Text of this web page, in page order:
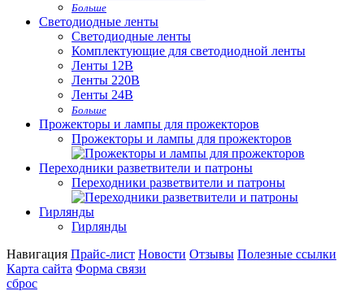
Больше
Светодиодные ленты
Светодиодные ленты
Комплектующие для светодиодной ленты
Ленты 12В
Ленты 220В
Ленты 24В
Больше
Прожекторы и лампы для прожекторов
Прожекторы и лампы для прожекторов
Переходники разветвители и патроны
Переходники разветвители и патроны
Гирлянды
Гирлянды
Навигация Прайс-лист Новости Отзывы Полезные ссылки
Карта сайта Форма связи
сброс